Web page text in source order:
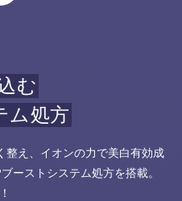
む
ム処方
整え、イオンの力で美白有効成
ーストシステム処方を搭載。